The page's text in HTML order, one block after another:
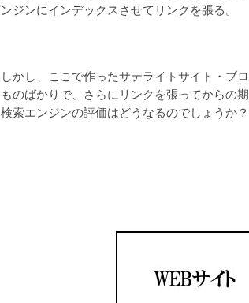
ンジンにインデックスさせてリンクを張る。
しかし、ここで作ったサテライトサイト・ブ
ものばかりで、さらにリンクを張ってからの
検索エンジンの評価はどうなるのでしょうか？